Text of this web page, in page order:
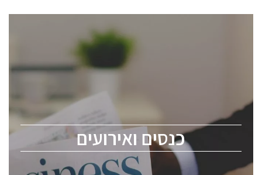
כנסים ואירועים
כנסים ואירועים
לכל העוסקים בתעשיית הסמיקונדקטור כולל מהנדסים,
ChipEx2026 will be held on May 12-13, 2026. The
conference is intended for everyone involved in the